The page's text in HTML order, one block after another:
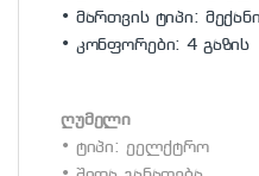
• მართვის ტიპი:
• კონფორები: 4 გაზის
ღუმელი
• ტიპი: ეელქტრო